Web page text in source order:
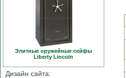
Элитные оружейные сейфы
Liberty Linсoln
Дизайн сайта: